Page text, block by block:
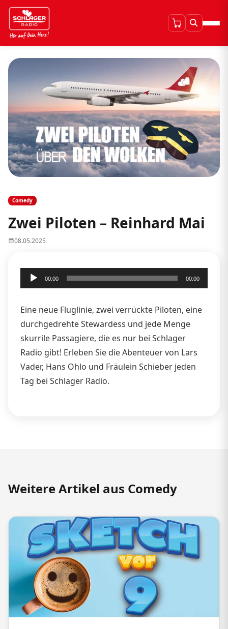
Comedy
Zwei Piloten – Reinhard Mai
08.05.2025
Audio-
Player
00:00 00:00
Eine neue Fluglinie, zwei verrückte Piloten, eine
durchgedrehte Stewardess und jede Menge
skurrile Passagiere, die es nur bei Schlager
Radio gibt! Erleben Sie die Abenteuer von Lars
Vader, Hans Ohlo und Fräulein Schieber jeden
Tag bei Schlager Radio.
Weitere Artikel aus Comedy